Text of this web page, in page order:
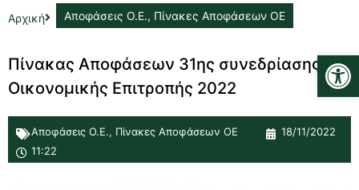
Αρχική Αποφάσεις Ο.Ε., Πίνακες Αποφάσεων ΟΕ
Πίνακας Αποφάσεων 31ης συνεδρίασης
Οικονομικής Επιτροπής 2022
Αποφάσεις Ο.Ε., Πίνακες Αποφάσεων ΟΕ
18/11/2022
11:22